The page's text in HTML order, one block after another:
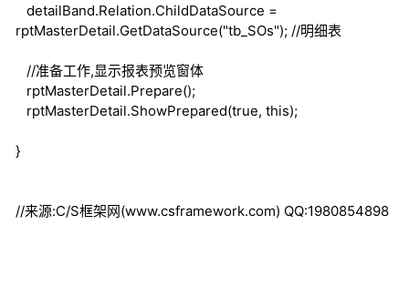
detailBand.Relation.ChildDataSource =
rptMasterDetail.GetDataSource("tb_SOs"); //明细表
//准备工作,显示报表预览窗体
rptMasterDetail.Prepare();
rptMasterDetail.ShowPrepared(true, this);
}
//来源:C/S框架网(www.csframework.com) QQ:1980854898